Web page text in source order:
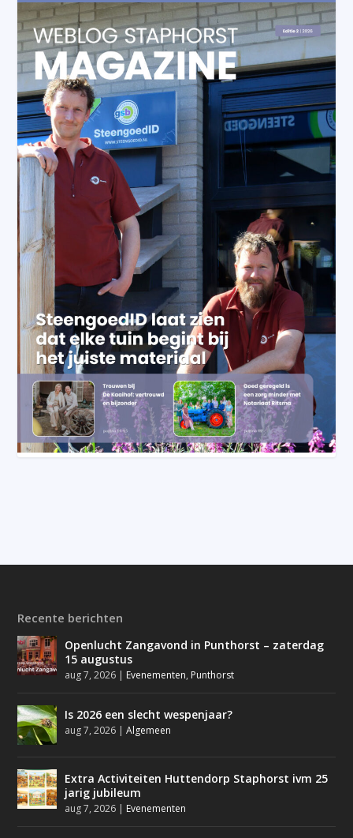
Recente berichten
Openlucht Zangavond in Punthorst – zaterdag
15 augustus
aug 7, 2026 | Evenementen, Punthorst
Is 2026 een slecht wespenjaar?
aug 7, 2026 |Algemeen
Extra Activiteiten Huttendorp Staphorst ivm 25
jarig jubileum
aug 7, 2026 | Evenementen